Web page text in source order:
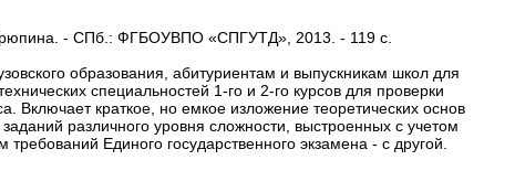
- СПб.: ФГБОУВПО «СПГУТД», 2013. - 119 с.
образования, абитуриентам и выпускникам школ для
специальностей 1-го и 2-го курсов для проверки
Включает краткое, но емкое изложение теоретических основ
различного уровня сложности, выстроенных с учетом
Единого государственного экзамена - с другой.